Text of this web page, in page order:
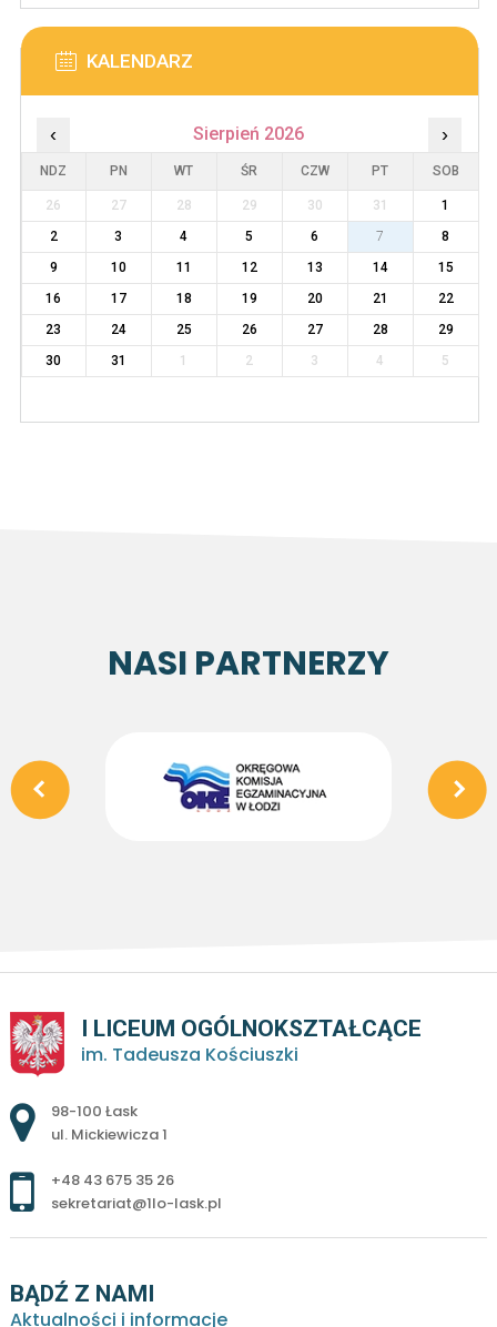
KALENDARZ
‹ Sierpień 2026 ›
NDZ PN WT ŚR CZW PT SOB
26 27 28 29 30 31
1
2
3 4 5 6 7
8
9
10 11 12 13 14
15
16
17 18 19 20 21
22
23
24 25 26 27 28
29
30
31 1 2 3 4 5
NASI PARTNERZY
I LICEUM OGÓLNOKSZTAŁCĄCE
im. Tadeusza Kościuszki
Adres pocztowy:
98-100 Łask
ul. Mickiewicza 1
+48 43 675 35 26
sekretariat@1lo-lask.pl
BĄDŹ Z NAMI
Aktualności i informacje